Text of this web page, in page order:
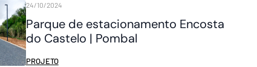
Parque de estacionamento Encosta
do Castelo | Pombal
24/10/2024
PROJETO